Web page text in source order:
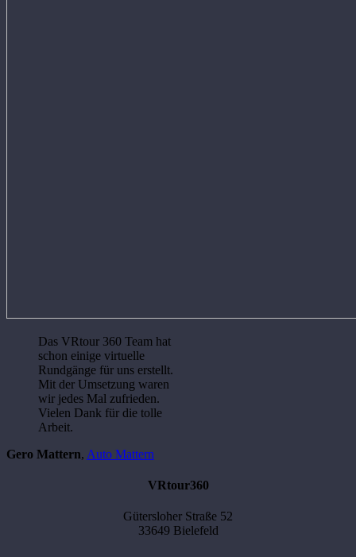
Das VRtour 360 Team hat
schon einige virtuelle
Rundgänge für uns erstellt.
Mit der Umsetzung waren
wir jedes Mal zufrieden.
Vielen Dank für die tolle
Arbeit.
Gero Mattern, Auto Mattern
VRtour360
Gütersloher Straße 52
33649 Bielefeld